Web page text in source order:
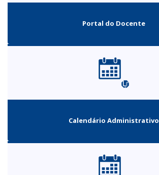
Portal do Docente
Calendário Administrativo